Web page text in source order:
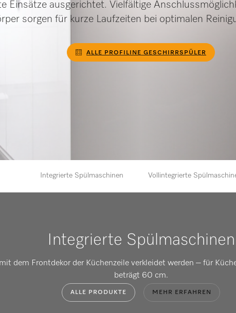
Einsätze ausgerichtet. Vielfältige
sorgen für kurze Laufzeiten bei optimalen
ALLE PROFILINE GESCHIRRSPÜLER
Integrierte Spülmaschinen Vollintegrierte
Integrierte Spülmaschinen
dem Frontdekor der Küchenzeile verkleidet werden – für
beträgt 60 cm.
ALLE PRODUKTE MEHR ERFAHREN